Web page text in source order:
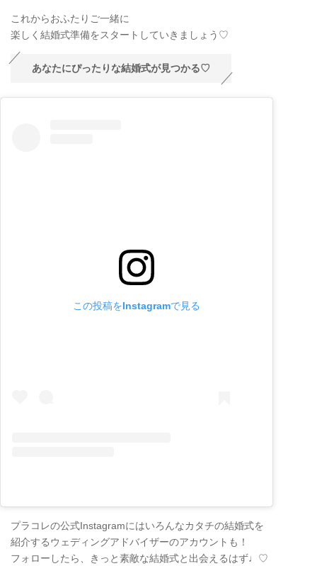
これからおふたりご一緒に
楽しく結婚式準備をスタートしていきましょう♡
あなたにぴったりな結婚式が見つかる♡
この投稿をInstagramで見る
プラコレの公式Instagramにはいろんなカタチの結婚式を
紹介するウェディングアドバイザーのアカウントも！
フォローしたら、きっと素敵な結婚式と出会えるはず♩♡